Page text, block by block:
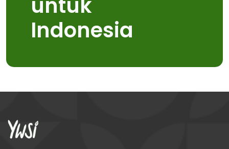
untuk
Indonesia